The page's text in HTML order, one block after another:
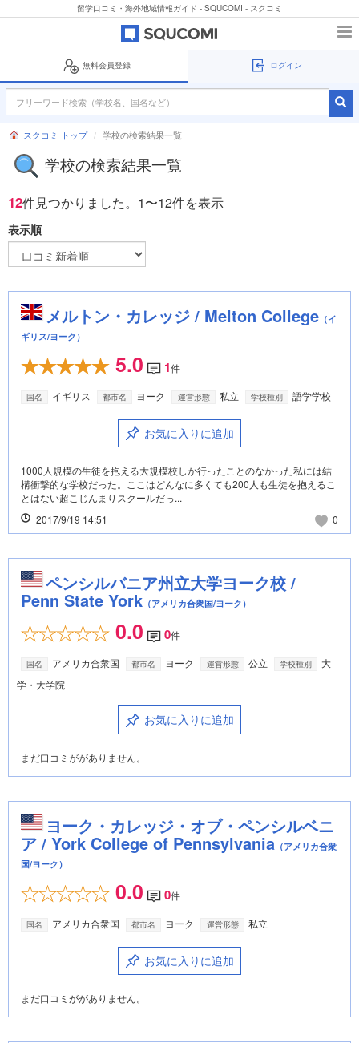
留学口コミ・海外地域情報ガイド - SQUCOMI - スクコミ
無料会員登録 ログイン
スクコミ トップ 学校の検索結果一覧
学校の検索結果一覧
12件見つかりました。 1〜12件を表示
表示順
メルトン・カレッジ / Melton College（イ
ギリス/ヨーク）
5.0 1件
国名 イギリス 都市名 ヨーク 運営形態 私立 学校種別 語学学校
お気に入りに追加
1000人規模の生徒を抱える大規模校しか行ったことのなかった私には結
構衝撃的な学校だった。ここはどんなに多くても200人も生徒を抱えるこ
とはない超こじんまりスクールだっ...
2017/9/19 14:51
0
ペンシルバニア州立大学ヨーク校 /
Penn State York （アメリカ合衆国/ヨーク）
0.0 0件
国名 アメリカ合衆国 都市名 ヨーク 運営形態 公立 学校種別
大
学・大学院
お気に入りに追加
まだ口コミががありません。
ヨーク・カレッジ・オブ・ペンシルベニ
ア / York College of Pennsylvania （アメリカ合衆
国/ヨーク）
0.0 0件
国名 アメリカ合衆国 都市名 ヨーク 運営形態 私立
お気に入りに追加
まだ口コミががありません。